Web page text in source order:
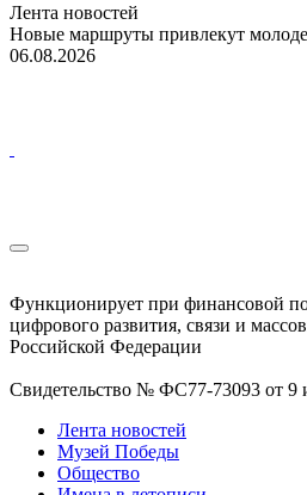
Лента новостей
Новые маршруты привлекут
06.08.2026
Функционирует при финансовой
цифрового развития, связи и
Российской Федерации
Свидетельство № ФС77-73093 от 9
Лента новостей
Музей Победы
Общество